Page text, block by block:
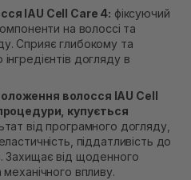
IAU Cell Care 4: фіксуючий
на волоссі та
Сприяє глибокому та
догляду в
волосся IAU Cell
купується
від програмного догляду,
піддатливість до
Захищає від щоденного
впливу.